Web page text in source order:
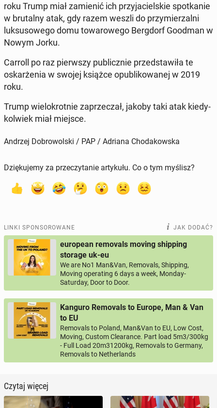
roku Trump miał za­mie­nić ich przy­ja­ciel­skie spo­tka­nie
w bru­tal­ny atak, gdy razem weszli do przy­mie­rzal­ni
luk­su­so­we­go domu to­wa­ro­we­go Berg­dorf Goodman w
Nowym Jorku.
Carroll po raz pierw­szy pu­blicz­nie przed­sta­wi­ła te
oskar­że­nia w swojej książce opu­bli­ko­wa­nej w 2019
roku.
Trump wie­lo­krot­nie za­prze­czał, jakoby taki atak kie­dy­
kol­wiek miał miejsce.
Andrzej Dobrowolski / PAP / Adriana Chodakowska
Dziękujemy za przeczytanie artykułu. Co o tym myślisz?
LINKI SPONSOROWANE JAK DODAĆ?
european removals moving shipping
storage uk-eu
We are No1 Man&Van, Removals, Shipping,
Moving operating 6 days a week, Monday-
Saturday, Door to Door.
Kanguro Removals to Europe, Man & Van
to EU
Removals to Poland, Man&Van to EU, Low Cost,
Moving, Custom Clearance. Part load 5m3/300kg
- Full Load 20m31200kg, Removals to Germany,
Removals to Netherlands
Czytaj więcej